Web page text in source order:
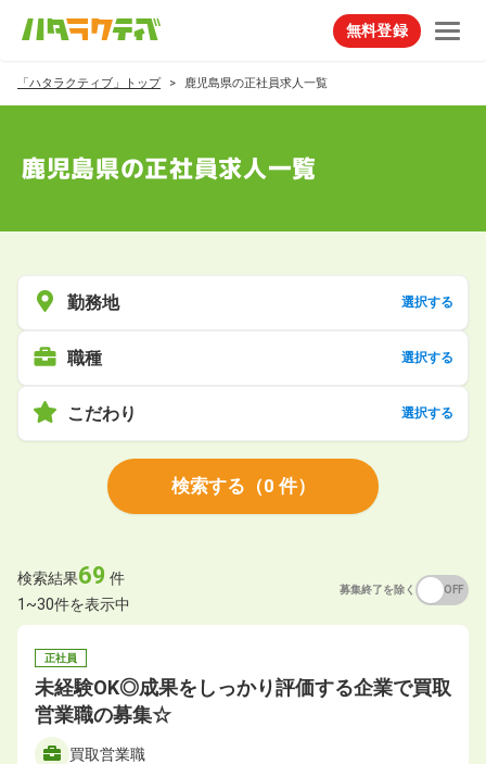
無料登録
「ハタラクティブ」トップ 鹿児島県の正社員求人一覧
鹿児島県の正社員求人一覧
勤務地 選択する
職種 選択する
こだわり 選択する
検索する （0 件）
検索結果69 件
1~30件を表示中
募集終了を除く OFF
正社員
未経験OK◎成果をしっかり評価する企業で買取
営業職の募集☆
買取営業職